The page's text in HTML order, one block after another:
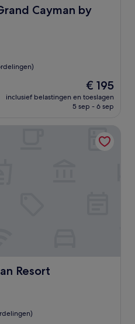
Cayman by
by IHG
De
prijs
is
€ 195
inclusief belastingen en toeslagen
5 sep - 6 sep
Resort